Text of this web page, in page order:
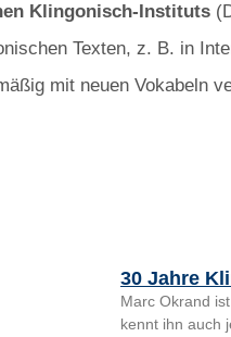
Klingonisch-Instituts
Texten, z. B. in
mit neuen Vokabeln
30 Jahre
Marc Okrand
kennt ihn auch